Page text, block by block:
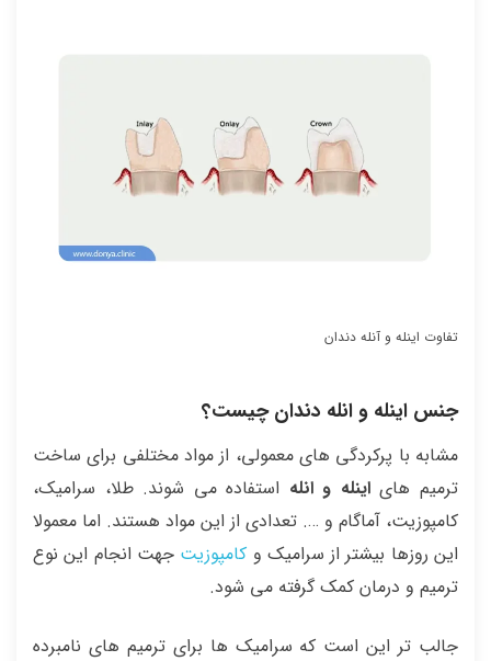
تفاوت اینله و آنله دندان
جنس اینله و انله دندان چیست؟
مشابه با پرکردگی های معمولی، از مواد مختلفی برای ساخت
ترمیم هایاینله و انله استفاده می شوند. طلا، سرامیک،
کامپوزیت، آماگام و …. تعدادی از این مواد هستند. اما معمولا
این روزها بیشتر از سرامیک و کامپوزیت جهت انجام این نوع
ترمیم و درمان کمک گرفته می شود.
جالب تر این است که سرامیک ها برای ترمیم های نامبرده